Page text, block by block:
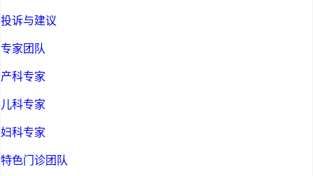
投诉与建议
专家团队
产科专家
儿科专家
妇科专家
特色门诊团队